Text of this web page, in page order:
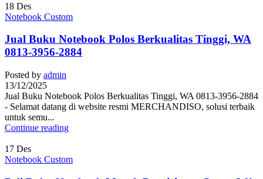
18 Des
Notebook Custom
Jual Buku Notebook Polos Berkualitas Tinggi, WA
0813-3956-2884
Posted by admin
13/12/2025
Jual Buku Notebook Polos Berkualitas Tinggi, WA 0813-3956-2884
- Selamat datang di website resmi MERCHANDISO, solusi terbaik
untuk semu...
Continue reading
17 Des
Notebook Custom